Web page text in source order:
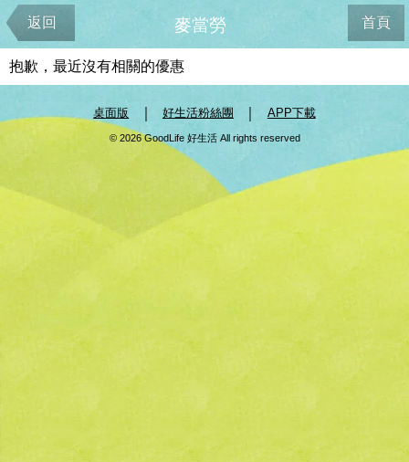
返回 首頁
麥當勞
抱歉，最近沒有相關的優惠
桌面版 好生活粉絲團 APP下載
© 2026 GoodLife 好生活 All rights reserved